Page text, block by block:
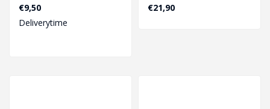
Rubber zorgt voor een
verbeterde
nauwkeurigheid..
€9,50
Deliverytime
(Tokio Marui / WE / KJ).
De hop up ka..
€21,90